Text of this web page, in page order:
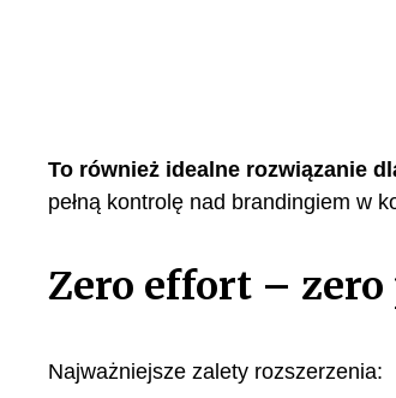
To również idealne rozwiązanie
pełną kontrolę nad brandingiem w
Zero effort –
Najważniejsze zalety rozszerzenia: